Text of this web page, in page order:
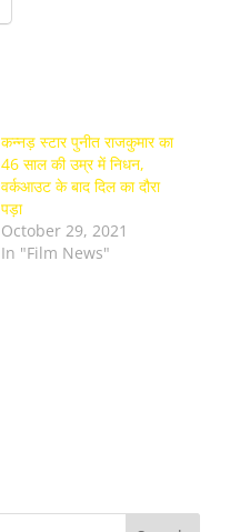
कन्नड़ स्टार पुनीत राजकुमार का
46 साल की उम्र में निधन,
वर्कआउट के बाद दिल का दौरा
पड़ा
October 29, 2021
In "Film News"